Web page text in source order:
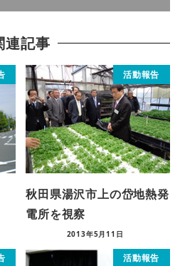
連記事
活動報告
秋田県湯沢市上の岱地熱発
電所を視察
2013年5月11日
活動報告